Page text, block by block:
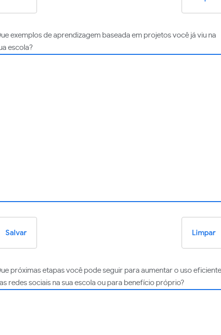
exemplos de aprendizagem baseada em projetos você já viu na
escola?
Salvar Limpar
próximas etapas você pode seguir para aumentar o uso eficiente
redes sociais na sua escola ou para benefício próprio?